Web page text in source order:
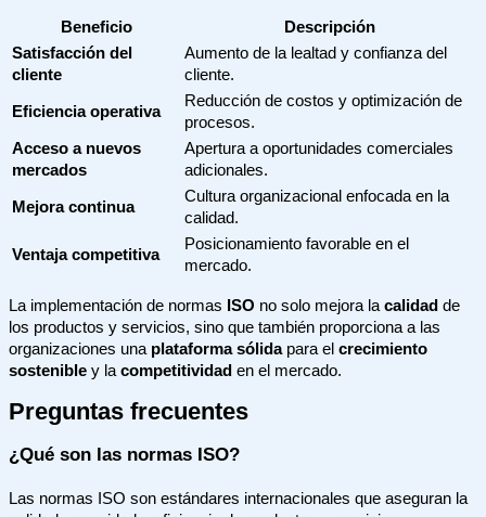
Beneficio
Descripción
Satisfacción del
cliente
Aumento de la lealtad y confianza del
cliente.
Eficiencia operativa
Reducción de costos y optimización de
procesos.
Acceso a nuevos
mercados
Apertura a oportunidades comerciales
adicionales.
Mejora continua
Cultura organizacional enfocada en la
calidad.
Ventaja competitiva
Posicionamiento favorable en el
mercado.
La implementación de normas ISO no solo mejora lacalidad de
los productos y servicios, sino que también proporciona a las
organizaciones una plataforma sólidapara el crecimiento
sostenible y lacompetitividad en el mercado.
Preguntas frecuentes
¿Qué son las normas ISO?
Las normas ISO son estándares internacionales que aseguran la